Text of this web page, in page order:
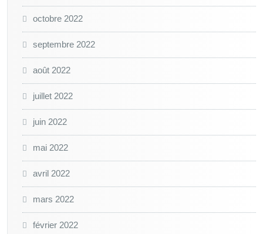
octobre 2022
septembre 2022
août 2022
juillet 2022
juin 2022
mai 2022
avril 2022
mars 2022
février 2022